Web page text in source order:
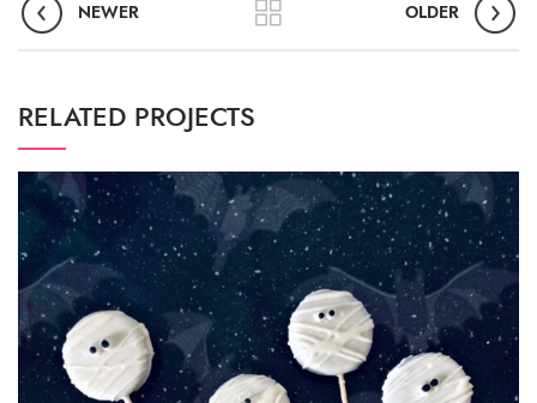
NEWER OLDER
RELATED PROJECTS